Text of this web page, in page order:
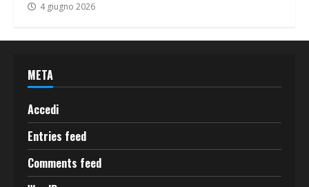
4 giugno 2026
META
Accedi
Entries feed
Comments feed